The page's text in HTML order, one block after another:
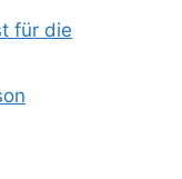
für die